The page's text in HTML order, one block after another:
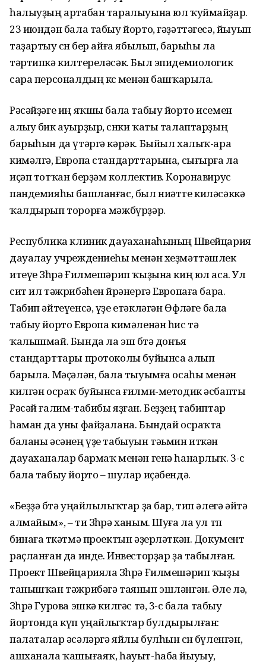
һалыуҙың артабан таралыуына юл ҡуймайҙар.
23 июндән бала табыу йорто, ғәҙәттәгесә, йыуып
таҙартыу өсөн бер айға ябылып, барыһы ла
тәртипкә килтереләсәк. Был эпидемиологик
сара персоналдың көсө менән башҡарыла.
Рәсәйҙәге иң яҡшы бала табыу йорто исемен
алыу бик ауырҙыр, сөнки ҡаты талаптарҙың
барыһын да үтәргә кәрәк. Быйыл халыҡ-ара
кимәлгә, Европа стандарттарына, сығырға ла
иҫәп тотҡан берҙәм коллектив. Коронавирус
пандемияһы башланғас, был ниәтте киләсәккә
ҡалдырып торорға мәжбүрҙәр.
Республика клиник дауаханаһының Швейцария
дауалау учреждениеһы менән хеҙмәттәшлек
итеүе Зөһрә Ғилмешәрип ҡыҙына киң юл аса. Ул
сит ил тәжрибәһен өйрәнергә Европаға бара.
Табип әйтеүенсә, үҙе етәкләгән Өфөләге бала
табыу йорто Европа кимәленән һис тә
ҡалышмай. Бында ла эш бөтә донъя
стандарттары протоколы буйынса алып
барыла. Мәҫәлән, бала тыуымға осаһы менән
килгән осраҡ буйынса ғилми-методик әсбапты
Рәсәй ғалим-табибы яҙған. Беҙҙең табиптар
һаман да уны файҙалана. Бындай осраҡта
баланы әсәнең үҙе табыуын тәьмин иткән
дауаханалар бармаҡ менән генә һанарлыҡ. 3-сө
бала табыу йорто – шулар иҫәбендә.
«Беҙҙә бөтә уңайлылыҡтар ҙа бар, тип әлегә әйтә
алмайым», – ти Зөһрә ханым. Шуға ла ул төп
бинаға төкәтмә проектын әҙерләткән. Документ
раҫланған да инде. Инвесторҙар ҙа табылған.
Проект Швейцарияла Зөһрә Ғилмешәрип ҡыҙы
танышҡан тәжрибәгә таянып эшләнгән. Әле лә,
Зөһрә Гурова эшкә килгәс тә, 3-cө бала табыу
йортонда күп уңайлыҡтар булдырылған:
палаталар әсәләргә яйлы булһын өсөн бүленгән,
ашханала ҡашығаяҡ, һауыт-һаба йыуыу,